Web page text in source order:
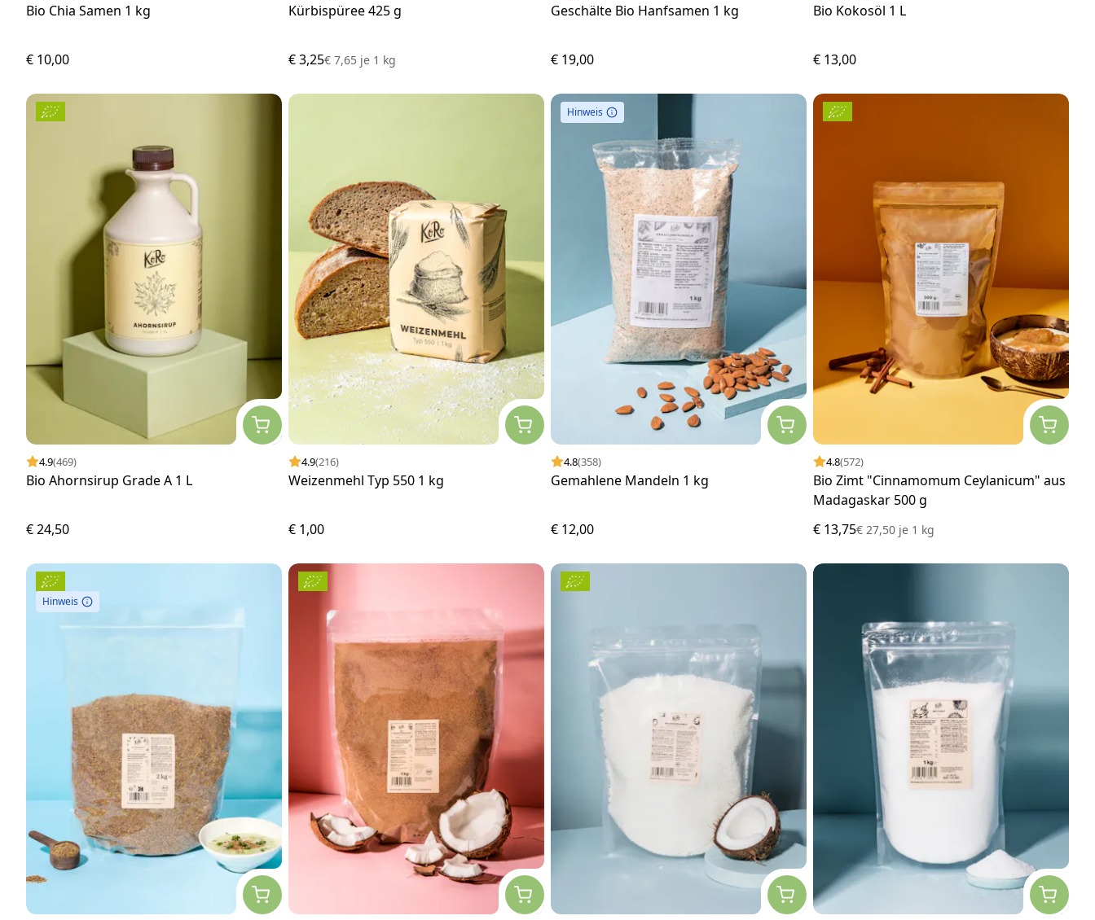
Bio Chia Samen 1 kg
€ 10,00
Kürbispüree 425 g
€ 3,25€ 7,65 je 1 kg
Geschälte Bio Hanfsamen 1 kg
€ 19,00
Bio Kokosöl 1 L
€ 13,00
4.9(469)
Bio Ahornsirup Grade A 1 L
€ 24,50
4.9(216)
Weizenmehl Typ 550 1 kg
€ 1,00
Hinweis
4.8(358)
Gemahlene Mandeln 1 kg
€ 12,00
4.8(572)
Bio Zimt "Cinnamomum Ceylanicum" aus
Madagaskar 500 g
€ 13,75€ 27,50 je 1 kg
Hinweis